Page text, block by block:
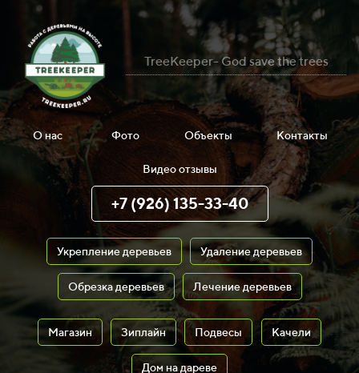
TreeKeeper- God save the trees
О нас Фото Объекты Контакты
Видео отзывы
+7 (926) 135-33-40
Укрепление деревьев Удаление деревьев
Обрезка деревьев Лечение деревьев
Магазин Зиплайн Подвесы Качели
Дом на дареве